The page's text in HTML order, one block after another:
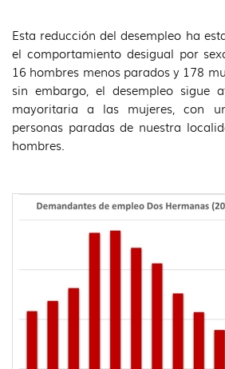
Esta reducción del desempleo ha
el comportamiento desigual por
16 hombres menos parados y 178
sin embargo, el desempleo sigue
mayoritaria a las mujeres, con
personas paradas de nuestra
hombres.